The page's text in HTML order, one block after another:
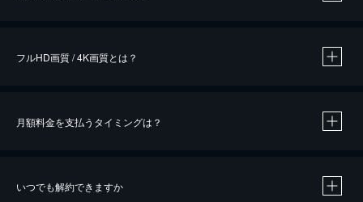
※40％ポイント還元の対象は、クレジットカード決済による作品の購入 / レンタルです。
フルHD画質 / 4K画質とは？
月額料金を支払うタイミングは？
いつでも解約できますか